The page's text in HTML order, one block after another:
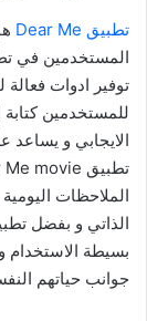
تطبيق Dear Me
المستخدمين في
للمستخدمين
الايجابي و يساعد
الملاحظات
بسيطة الاستخدام و
جوانب حياتهم